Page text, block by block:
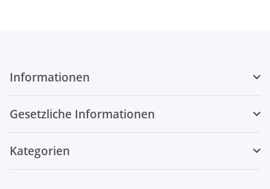
Informationen
Gesetzliche Informationen
Kategorien